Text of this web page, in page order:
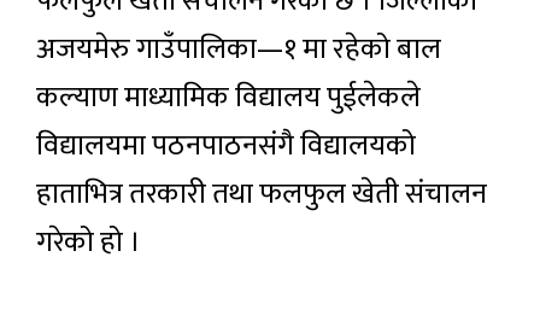
अजयमेरु गाउँपालिका—१ मा रहेको बाल
कल्याण माध्यामिक विद्यालय पुईलेकले
विद्यालयमा पठनपाठनसंगै विद्यालयको
हाताभित्र तरकारी तथा फलफुल खेती संचालन
गरेको हो ।